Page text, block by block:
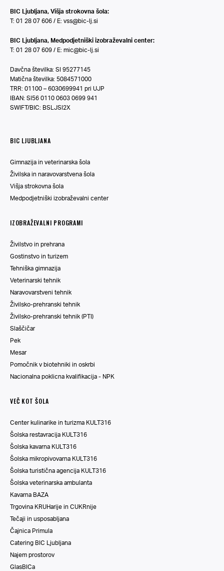
BIC Ljubljana, Višja strokovna šola:
T: 01 28 07 606 / E: vss@bic-lj.si
BIC Ljubljana, Medpodjetniški izobraževalni center:
T: 01 28 07 609 / E: mic@bic-lj.si
Davčna številka: SI 95277145
Matična številka: 5084571000
TRR: 01100 – 6030699941 pri UJP
IBAN: SI56 0110 0603 0699 941
SWIFT/BIC: BSLJSI2X
BIC LJUBLJANA
Gimnazija in veterinarska šola
Živilska in naravovarstvena šola
Višja strokovna šola
Medpodjetniški izobraževalni center
IZOBRAŽEVALNI PROGRAMI
Živilstvo in prehrana
Gostinstvo in turizem
Tehniška gimnazija
Veterinarski tehnik
Naravovarstveni tehnik
Živilsko-prehranski tehnik
Živilsko-prehranski tehnik (PTI)
Slaščičar
Pek
Mesar
Pomočnik v biotehniki in oskrbi
Nacionalna poklicna kvalifikacija - NPK
VEČ KOT ŠOLA
Center kulinarike in turizma KULT316
Šolska restavracija KULT316
Šolska kavarna KULT316
Šolska mikropivovarna KULT316
Šolska turistična agencija KULT316
Šolska veterinarska ambulanta
Kavarna BAZA
Trgovina KRUHarije in CUKRnije
Tečaji in usposabljana
Čajnica Primula
Catering BIC Ljubljana
Najem prostorov
GlasBICa